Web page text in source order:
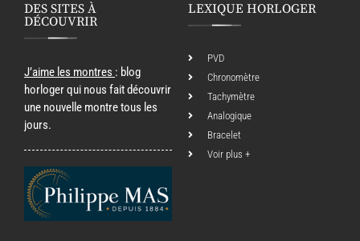
DES SITES À
DÉCOUVRIR
J’aime les montres : blog
horloger qui nous fait découvrir
une nouvelle montre tous les
jours.
LEXIQUE HORLOGER
PVD
Chronomètre
Tachymètre
Analogique
Bracelet
Voir plus +